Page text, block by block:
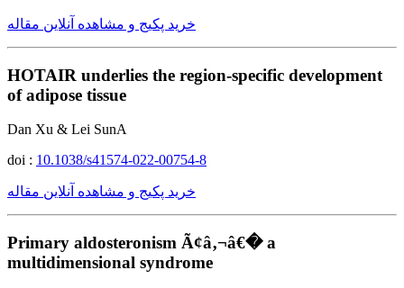
خرید پکیج و مشاهده آنلاین مقاله
HOTAIR underlies the region-specific development
of adipose tissue
Dan Xu & Lei SunA
doi : 10.1038/s41574-022-00754-8
خرید پکیج و مشاهده آنلاین مقاله
Primary aldosteronism Ã¢â‚¬â€� a
multidimensional syndrome